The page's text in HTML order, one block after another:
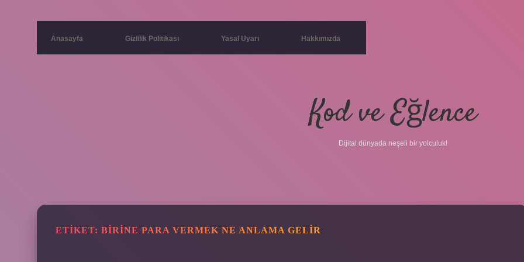
Anasayfa Gizlilik Politikası Yasal Uyarı Hakkımızda
Kod ve Eğlence
Dijital dünyada neşeli bir yolculuk!
ETIKET: BIRINE PARA VERMEK NE ANLAMA GELIR